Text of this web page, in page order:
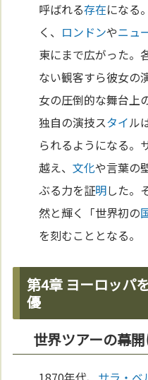
呼ばれる存在になる
く、 ロンドンやニュ
東にまで広がった。
ない観客すら彼女の
女の圧倒的な舞台上
独自の演技スタイル
られるようになる。
越え、文化や言葉の
ぶる力を証明した。
然と輝く「世界初の
を刻むこととなる。
第4章 ヨーロッパ
優
世界ツアーの幕